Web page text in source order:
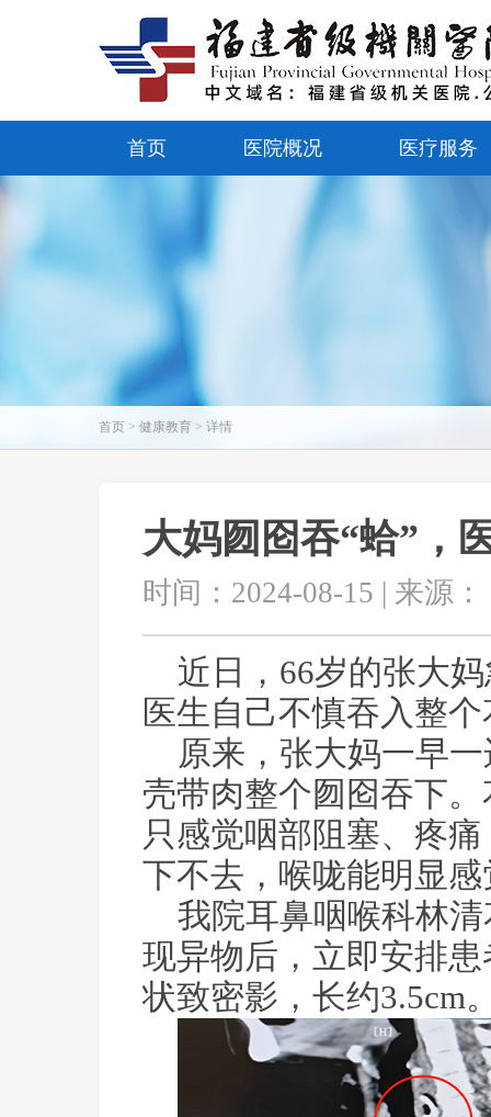
首页 医院概况 医疗服务
首页 > 健康教育 > 详情
大妈囫囵吞“蛤”，
时间：2024-08-15 | 来源
近日，66岁的张大
医生自己不慎吞入整
原来，张大妈一早
壳带肉整个囫囵吞下
只感觉咽部阻塞、疼
下不去，喉咙能明显
我院耳鼻咽喉科林
现异物后，立即安排
状致密影，长约3.5cm